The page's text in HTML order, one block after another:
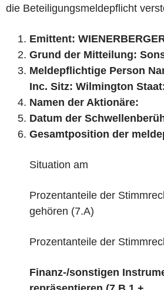
die Beteiligungsmeldepflicht
Emittent:
Grund der Mitteilung:
Meldepflichtige Person
Inc. Sitz: Wilmington
Namen der Aktionäre:
Datum der
Gesamtposition der
Situation am
Prozentanteile der
gehören (7.A)
Prozentanteile der
Finanz-/sonstigen